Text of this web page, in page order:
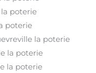
poterie
poterie
la poterie
la poterie
la poterie